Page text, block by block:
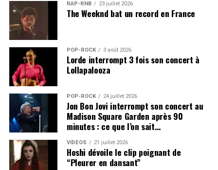
RAP-RNB 23 juillet 2026
The Weeknd bat un record en France
POP-ROCK 3 août 2026
Lorde interrompt 3 fois son concert à
Lollapalooza
POP-ROCK 24 juillet 2026
Jon Bon Jovi interrompt son concert au
Madison Square Garden après 90
minutes : ce que l’on sait…
VIDEOS 21 juillet 2026
Hoshi dévoile le clip poignant de
“Pleurer en dansant”